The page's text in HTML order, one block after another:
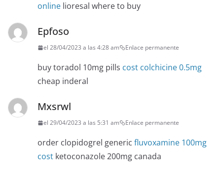
online lioresal where to buy
Epfoso
el 28/04/2023 a las 4:28 am Enlace permanente
buy toradol 10mg pills cost colchicine 0.5mg
cheap inderal
Mxsrwl
el 29/04/2023 a las 5:31 am Enlace permanente
order clopidogrel generic fluvoxamine 100mg
cost ketoconazole 200mg canada